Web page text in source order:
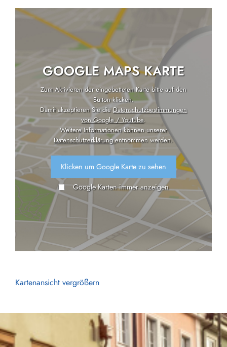
GOOGLE MAPS KARTE
Zum Aktivieren der eingebetteten Karte bitte auf den
Button klicken.
Damit akzeptieren Sie dieDatenschutzbestimmungen
von Google / Youtube.
Weitere Informationen können unserer
Datenschutzerklärungentnommen werden.
Klicken um Google Karte zu sehen
Google Karten immer anzeigen
Kartenansicht vergrößern